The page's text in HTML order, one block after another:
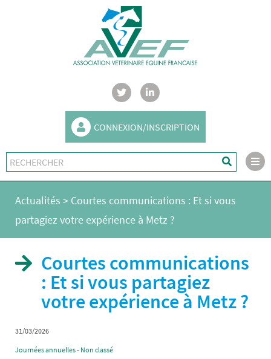
CONNEXION/INSCRIPTION
Actualités > Courtes communications : Et si vous
partagiez votre expérience à Metz ?
Courtes communications
: Et si vous partagiez
votre expérience à Metz ?
31/03/2026
Journées annuelles - Non classé